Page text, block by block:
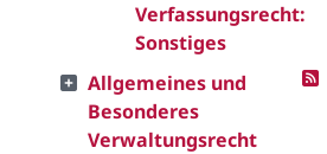
Verfassungsrecht:
Sonstiges
Allgemeines und
Besonderes
Verwaltungsrecht